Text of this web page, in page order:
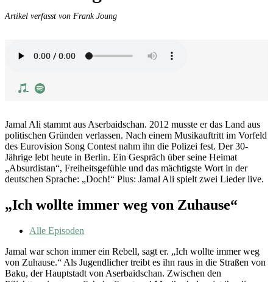
Artikel verfasst von Frank Joung
Jamal Ali stammt aus Aserbaidschan. 2012 musste er das Land aus
politischen Gründen verlassen. Nach einem Musikauftritt im Vorfeld
des Eurovision Song Contest nahm ihn die Polizei fest. Der 30-
Jährige lebt heute in Berlin. Ein Gespräch über seine Heimat
„Absurdistan“, Freiheitsgefühle und das mächtigste Wort in der
deutschen Sprache: „Doch!“ Plus: Jamal Ali spielt zwei Lieder live.
„Ich wollte immer weg von Zuhause“
Alle Episoden
Jamal war schon immer ein Rebell, sagt er. „Ich wollte immer weg
von Zuhause.“ Als Jugendlicher treibt es ihn raus in die Straßen von
Baku, der Hauptstadt von Aserbaidschan. Zwischen den